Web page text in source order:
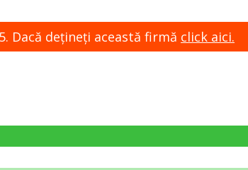
Dacă dețineți această firmă click aici.